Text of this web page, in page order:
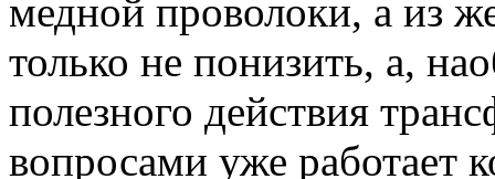
медной проволоки, а из
только не понизить, а,
полезного действия
вопросами уже работает